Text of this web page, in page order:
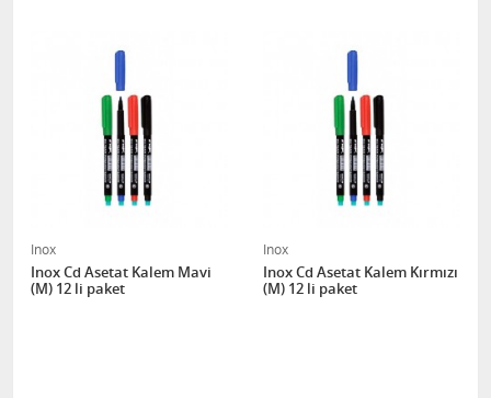
Inox
Inox Cd Asetat Kalem Mavi
(M) 12 li paket
Inox
Inox Cd Asetat Kalem Kırmızı
(M) 12 li paket